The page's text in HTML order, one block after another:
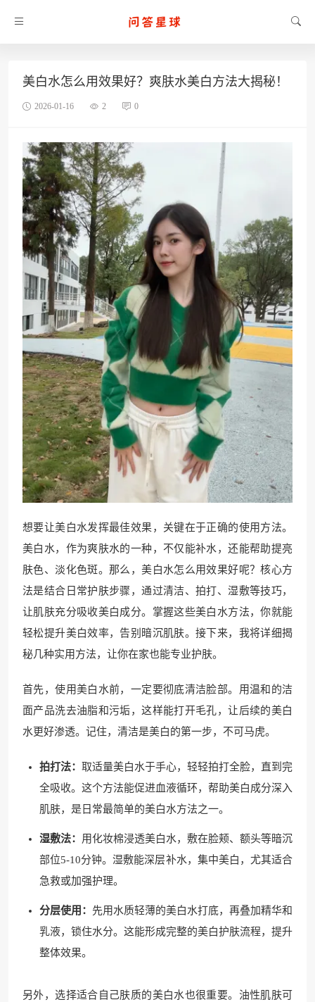
美白水怎么用效果好？爽肤水美白方法大揭秘！
2026-01-16 2 0
想要让美白水发挥最佳效果，关键在于正确的使用方法。
美白水，作为爽肤水的一种，不仅能补水，还能帮助提亮
肤色、淡化色斑。那么，美白水怎么用效果好呢？核心方
法是结合日常护肤步骤，通过清洁、拍打、湿敷等技巧，
让肌肤充分吸收美白成分。掌握这些美白水方法，你就能
轻松提升美白效率，告别暗沉肌肤。接下来，我将详细揭
秘几种实用方法，让你在家也能专业护肤。
首先，使用美白水前，一定要彻底清洁脸部。用温和的洁
面产品洗去油脂和污垢，这样能打开毛孔，让后续的美白
水更好渗透。记住，清洁是美白的第一步，不可马虎。
拍打法： 取适量美白水于手心，轻轻拍打全脸，直到完
全吸收。这个方法能促进血液循环，帮助美白成分深入
肌肤，是日常最简单的美白水方法之一。
湿敷法： 用化妆棉浸透美白水，敷在脸颊、额头等暗沉
部位5-10分钟。湿敷能深层补水，集中美白，尤其适合
急救或加强护理。
分层使用： 先用水质轻薄的美白水打底，再叠加精华和
乳液，锁住水分。这能形成完整的美白护肤流程，提升
整体效果。
另外，选择适合自己肤质的美白水也很重要。油性肌肤可